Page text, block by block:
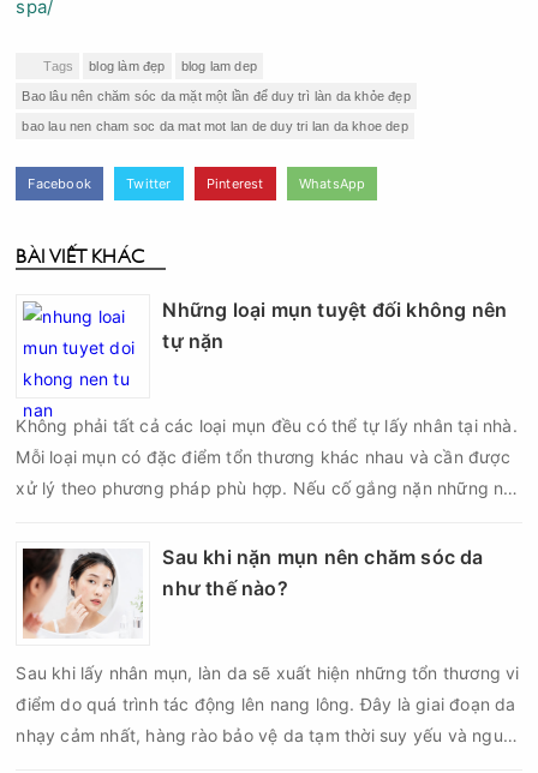
spa/
Tags blog làm đẹp blog lam dep
Bao lâu nên chăm sóc da mặt một lần để duy trì làn da khỏe đẹp
bao lau nen cham soc da mat mot lan de duy tri lan da khoe dep
Facebook Twitter Pinterest WhatsApp
BÀI VIẾT KHÁC
Những loại mụn tuyệt đối không nên
tự nặn
Không phải tất cả các loại mụn đều có thể tự lấy nhân tại nhà.
Mỗi loại mụn có đặc điểm tổn thương khác nhau và cần được
xử lý theo phương pháp phù hợp. Nếu cố gắng nặn những nốt
nên nghiêm trọng hơn, làm tăng nguy cơ nhiễm trùng, để lại
thâm hoặc sẹo khó phục hồi.
Sau khi nặn mụn nên chăm sóc da
như thế nào?
Sau khi lấy nhân mụn, làn da sẽ xuất hiện những tổn thương vi
điểm do quá trình tác động lên nang lông. Đây là giai đoạn da
nhạy cảm nhất, hàng rào bảo vệ da tạm thời suy yếu và nguy